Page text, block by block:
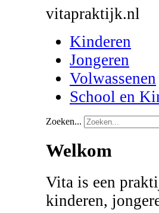
vitapraktijk.nl
Kinderen
Jongeren
Volwassenen
School en
Zoeken...
Welkom
Vita is een
kinderen,